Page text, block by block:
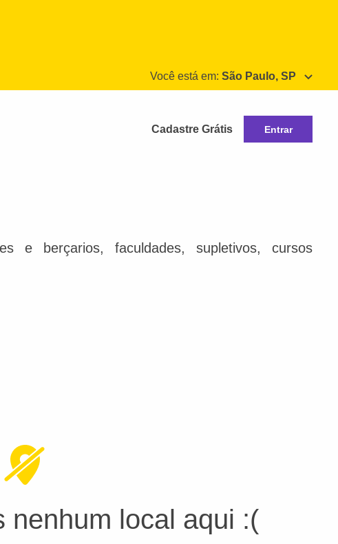
Você está em: São Paulo, SP
Cadastre Grátis Entrar
e berçarios, faculdades, supletivos, cursos
nenhum local aqui :(